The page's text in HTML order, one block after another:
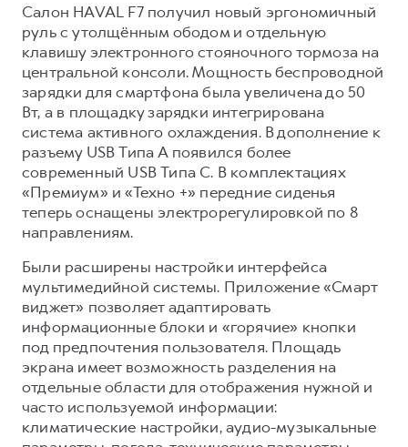
Салон HAVAL F7 получил новый эргономичный
руль с утолщённым ободом и отдельную
клавишу электронного стояночного тормоза на
центральной консоли. Мощность беспроводной
зарядки для смартфона была увеличена до 50
Вт, а в площадку зарядки интегрирована
система активного охлаждения. В дополнение к
разъему USB Типа A появился более
современный USB Типа C. В комплектациях
«Премиум» и «Техно +» передние сиденья
теперь оснащены электрорегулировкой по 8
направлениям.
Были расширены настройки интерфейса
мультимедийной системы. Приложение «Смарт
виджет» позволяет адаптировать
информационные блоки и «горячие» кнопки
под предпочтения пользователя. Площадь
экрана имеет возможность разделения на
отдельные области для отображения нужной и
часто используемой информации:
климатические настройки, аудио-музыкальные